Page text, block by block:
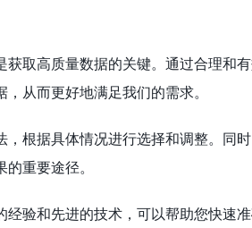
取高质量数据的关键。通过合理和
从而更好地满足我们的需求。
根据具体情况进行选择和调整。同
重要途径。
验和先进的技术，可以帮助您快速